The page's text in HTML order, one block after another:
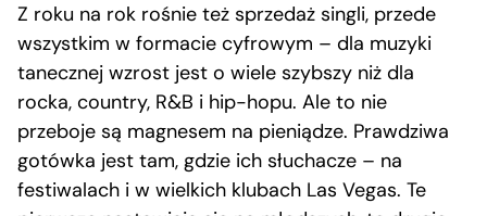
Z roku na rok rośnie też sprzedaż singli, przede
wszystkim w formacie cyfrowym – dla muzyki
tanecznej wzrost jest o wiele szybszy niż dla
rocka, country, R&B i hip-hopu. Ale to nie
przeboje są magnesem na pieniądze. Prawdziwa
gotówka jest tam, gdzie ich słuchacze – na
festiwalach i w wielkich klubach Las Vegas. Te